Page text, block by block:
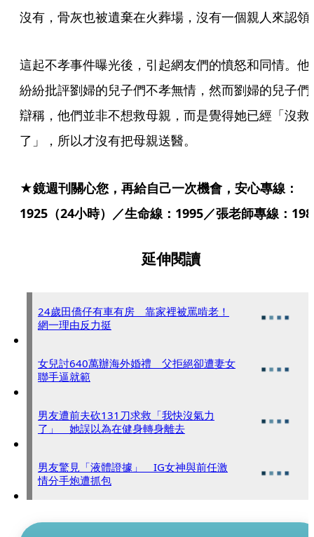
沒有，骨灰也被遺棄在火葬場，沒有一個親人來認領
這起不孝事件曝光後，引起網友們的憤怒和同情。他
紛紛批評劉婦的兒子們不孝無情，然而劉婦的兒子們
辯稱，他們並非不想救母親，而是覺得她已經「沒救
了」，所以才沒有把母親送醫。
★鏡週刊關心您，再給自己一次機會，安心專線：
1925（24小時）／生命線：1995／張老師專線：
延伸閱讀
24歲田僑仔有車有房 靠家裡被罵啃老！
網一理由反力挺
女兒討640萬辦海外婚禮 父拒絕卻遭妻女
聯手逼就範
男友遭前夫砍131刀求救「我快沒氣力
了」 她誤以為在健身轉身離去
男友驚見「液體證據」 IG女神與前任激
情分手炮遭抓包